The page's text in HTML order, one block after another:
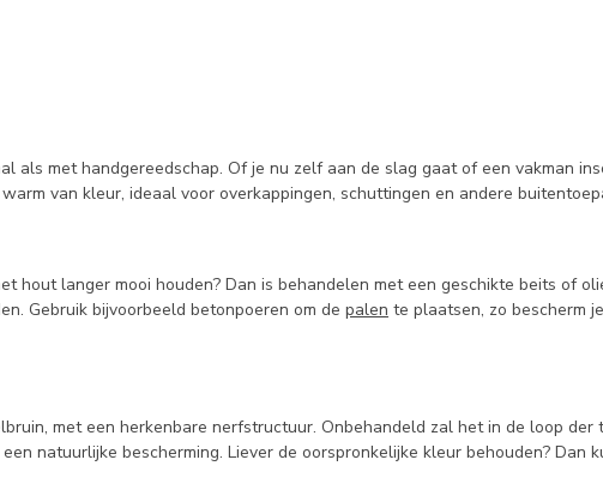
als met handgereedschap. Of je nu zelf aan de slag gaat of een vakman
van kleur, ideaal voor overkappingen, schuttingen en andere
langer mooi houden? Dan is behandelen met een geschikte beits of
Gebruik bijvoorbeeld betonpoeren om de palen te plaatsen, zo bescherm
met een herkenbare nerfstructuur. Onbehandeld zal het in de loop der
natuurlijke bescherming. Liever de oorspronkelijke kleur behouden? Dan